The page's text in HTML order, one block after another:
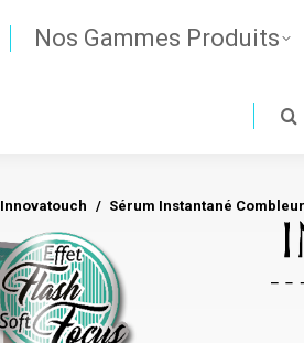
Nos Gammes Produits
Vous êtes ici :
Innovatouch Sérum Instantané